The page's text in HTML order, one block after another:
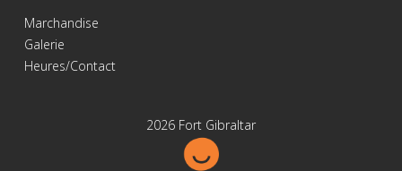
Marchandise
Galerie
Heures/Contact
2026 Fort Gibraltar